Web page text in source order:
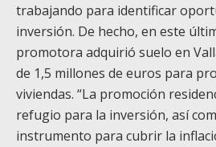
trabajando para identificar
inversión. De hecho, en este
promotora adquirió suelo en
de 1,5 millones de euros para
viviendas. “La promoción
refugio para la inversión, así
instrumento para cubrir la